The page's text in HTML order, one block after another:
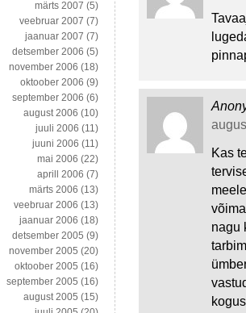
Kas
nagu
märts 2007 (5)
veebruar 2007 (7)
jaanuar 2007 (7)
detsember 2006 (5)
november 2006 (18)
oktoober 2006 (9)
september 2006 (6)
august 2006 (10)
juuli 2006 (11)
juuni 2006 (11)
mai 2006 (22)
aprill 2006 (7)
märts 2006 (13)
veebruar 2006 (13)
jaanuar 2006 (18)
detsember 2005 (9)
november 2005 (20)
oktoober 2005 (16)
september 2005 (16)
august 2005 (15)